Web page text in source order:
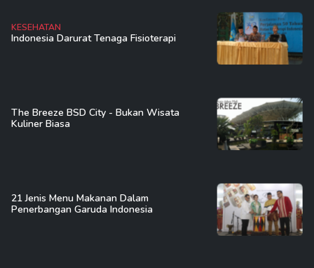
KESEHATAN
Indonesia Darurat Tenaga Fisioterapi
The Breeze BSD City - Bukan Wisata
Kuliner Biasa
21 Jenis Menu Makanan Dalam
Penerbangan Garuda Indonesia